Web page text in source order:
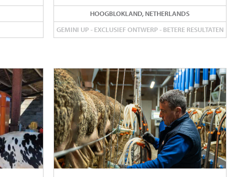
HOOGBLOKLAND, NETHERLANDS
GEMINI UP - EXCLUSIEF ONTWERP - BETERE RESULTATEN